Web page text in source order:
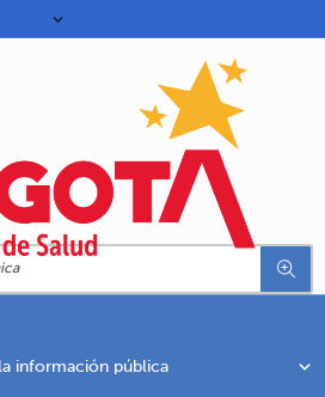
la información pública